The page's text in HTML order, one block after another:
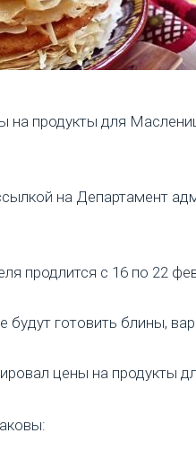
на продукты для
на Департамент
продлится с 16 по 22
будут готовить блины,
цены на продукты